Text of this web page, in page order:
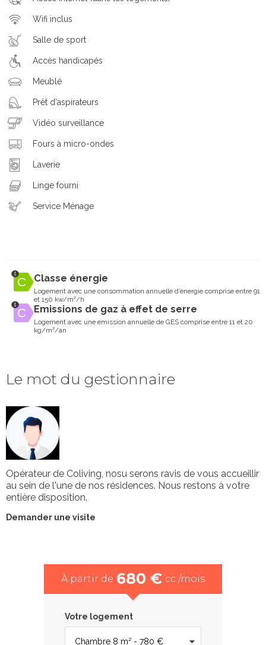
Wifi inclus
Salle de sport
Accès handicapés
Meublé
Prêt d'aspirateurs
Vidéo surveillance
Fours à micro-ondes
Laverie
Linge fourni
Service Ménage
Classe énergie
Logement avec une consommation annuelle d’énergie comprise entre 91
et 150 kw/m²/h
Emissions de gaz à effet de serre
Logement avec une emission annuelle de GES comprise entre 11 et 20
kg/m²/an
Le mot du gestionnaire
Opérateur de Coliving, nosu serons ravis de vous accueillir
au sein de l'une de nos résidences. Nous restons à votre
entière disposition.
Demander une visite
À partir de 680 € cc /mois
Votre logement